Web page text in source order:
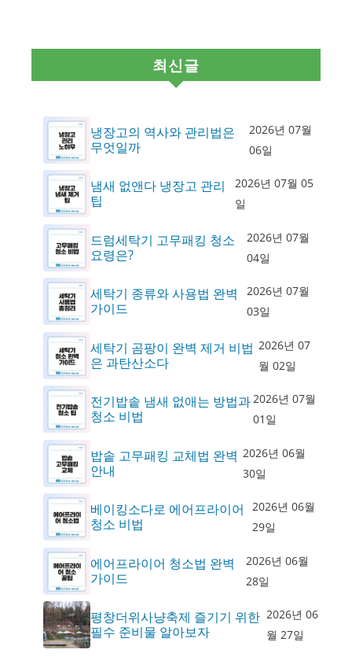
최신글
냉장고의 역사와 관리법은
무엇일까
2026년 07월
06일
냄새 없앤다 냉장고 관리
팁
2026년 07월 05
일
드럼세탁기 고무패킹 청소
요령은?
2026년 07월
04일
세탁기 종류와 사용법 완벽
가이드
2026년 07월
03일
세탁기 곰팡이 완벽 제거 비법
은 과탄산소다
2026년 07
월 02일
전기밥솥 냄새 없애는 방법과
청소 비법
2026년 07월
01일
밥솥 고무패킹 교체법 완벽
안내
2026년 06월
30일
베이킹소다로 에어프라이어
청소 비법
2026년 06월
29일
에어프라이어 청소법 완벽
가이드
2026년 06월
28일
평창더위사냥축제 즐기기 위한
필수 준비물 알아보자
2026년 06
월 27일